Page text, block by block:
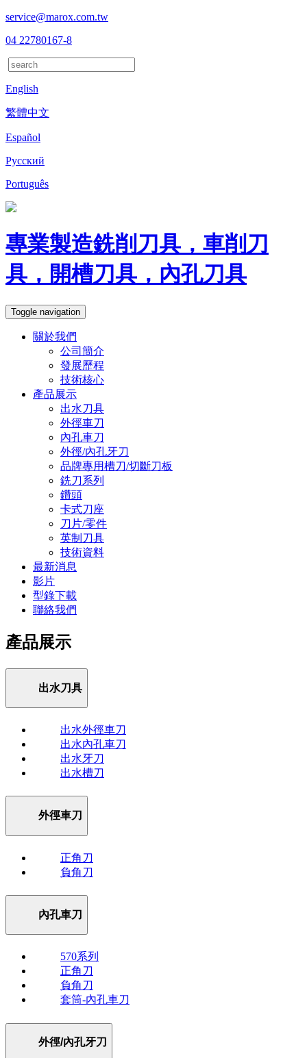
service@marox.com.tw
04 22780167-8
English
繁體中文
Español
Русский
Português
專業製造銑削刀具，車削刀
具，開槽刀具，內孔刀具
Toggle navigation
關於我們
公司簡介
發展歷程
技術核心
產品展示
出水刀具
外徑車刀
內孔車刀
外徑/內孔牙刀
品牌專用槽刀/切斷刀板
銑刀系列
鑽頭
卡式刀座
刀片/零件
英制刀具
技術資料
最新消息
影片
型錄下載
聯絡我們
產品展示
出水刀具
出水外徑車刀
出水內孔車刀
出水牙刀
出水槽刀
外徑車刀
正角刀
負角刀
內孔車刀
570系列
正角刀
負角刀
套筒-內孔車刀
外徑/內孔牙刀